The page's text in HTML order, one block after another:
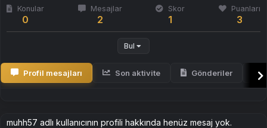
Konular
0
Mesajlar
2
Skor
1
Puanları
3
Bul
Profil mesajları Son aktivite Gönderiler
muhh57 adlı kullanıcının profili hakkında henüz mesaj yok.